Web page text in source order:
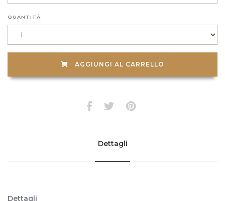
QUANTITÀ
AGGIUNGI AL CARRELLO
Dettagli
Dettagli